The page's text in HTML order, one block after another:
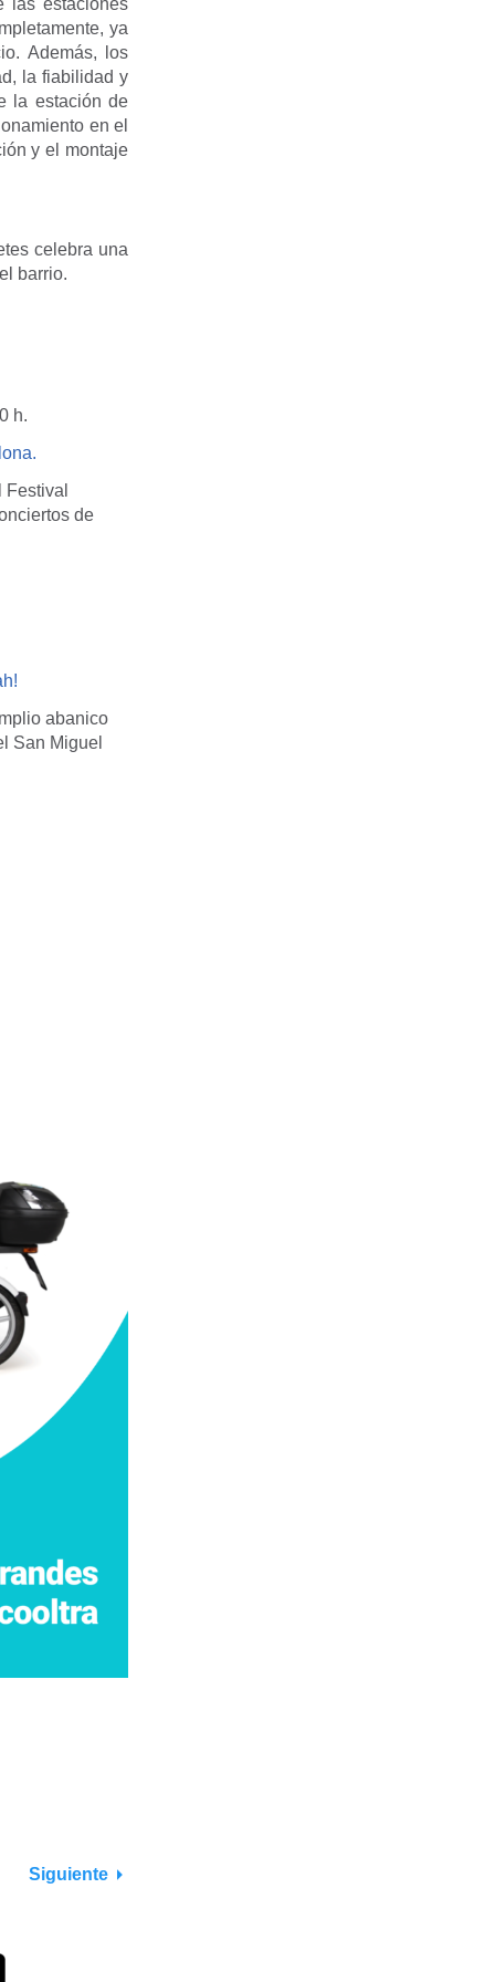
las estaciones
ya
Además, los
la fiabilidad y
la estación de
en el
y el montaje
celebra una
barrio.
h.
de
abanico
San Miguel
Siguiente